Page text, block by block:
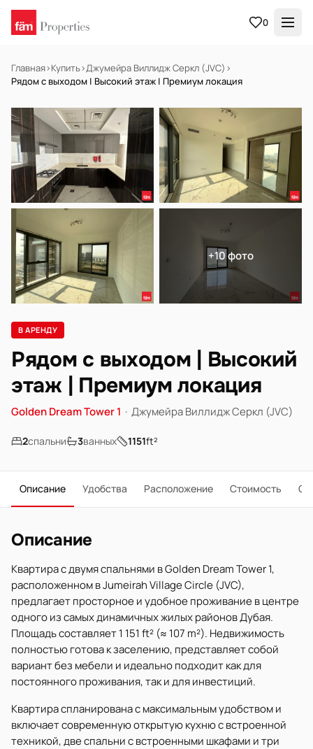
0
Главная›Купить›Джумейра Виллидж Серкл (JVC) ›
Рядом с выходом | Высокий этаж | Премиум локация
В АРЕНДУ Готов к заселению
+10 фото
В АРЕНДУ
Рядом с выходом | Высокий
этаж | Премиум локация
Golden Dream Tower 1 · Джумейра Виллидж Серкл (JVC)
2спальни 3ванных 1151ft²
Описание Удобства Расположение Стоимость О
Описание
Квартира с двумя спальнями в Golden Dream Tower 1,
расположенном в Jumeirah Village Circle (JVC),
предлагает просторное и удобное проживание в центре
одного из самых динамичных жилых районов Дубая.
Площадь составляет 1 151 ft² (≈ 107 m²). Недвижимость
полностью готова к заселению, представляет собой
вариант без мебели и идеально подходит как для
постоянного проживания, так и для инвестиций.
Квартира спланирована с максимальным удобством и
включает современную открытую кухню с встроенной
техникой, две спальни с встроенными шкафами и три